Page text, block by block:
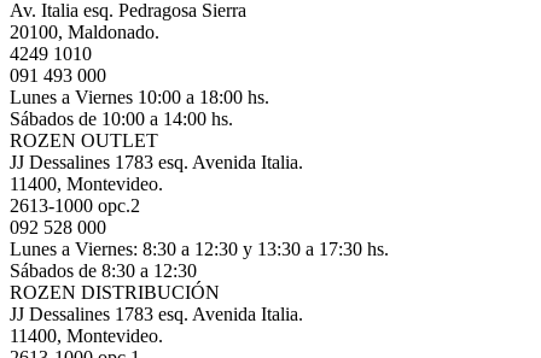
Av. Italia esq. Pedragosa Sierra
20100, Maldonado.
4249 1010
091 493 000
Lunes a Viernes 10:00 a 18:00 hs.
Sábados de 10:00 a 14:00 hs.
ROZEN OUTLET
JJ Dessalines 1783 esq. Avenida Italia.
11400, Montevideo.
2613-1000 opc.2
092 528 000
Lunes a Viernes: 8:30 a 12:30 y 13:30 a 17:30 hs.
Sábados de 8:30 a 12:30
ROZEN DISTRIBUCIÓN
JJ Dessalines 1783 esq. Avenida Italia.
11400, Montevideo.